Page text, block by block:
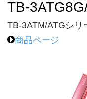
TB-
TB-3ATM/ATGシリ
商品ページ